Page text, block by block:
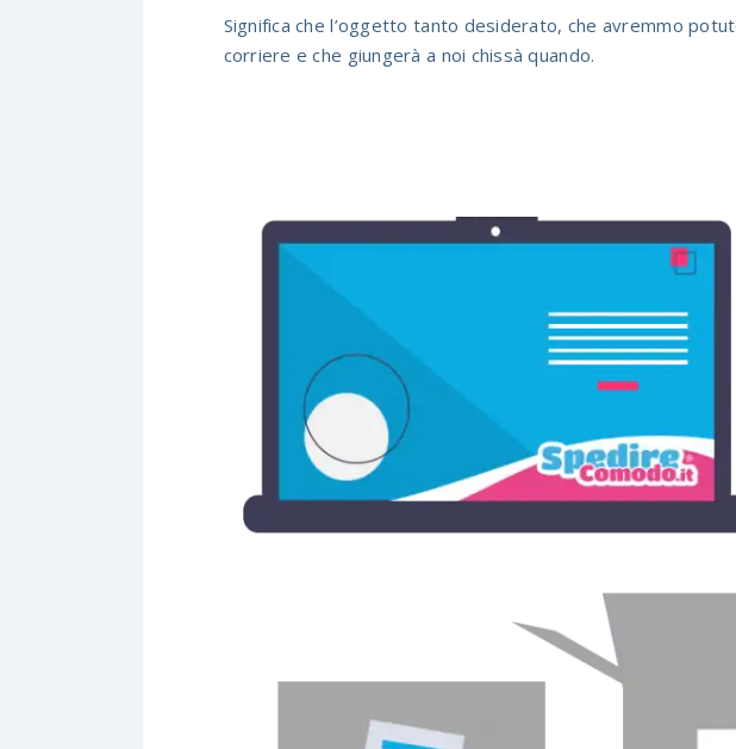
Significa che l’oggetto tanto desiderato, che avremmo
corriere e che giungerà a noi chissà quando.